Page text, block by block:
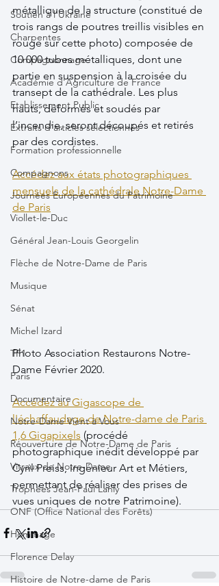
Soutien à l'Ukraine
Charpentes
Compagnonnage
Académie d'Agriculture de France
Etablissement Public
Extraits d'articles sélectionnés
Formation professionnelle
Compagnons
Journées Européennes du Patrimoine
Viollet-le-Duc
Général Jean-Louis Georgelin
Flèche de Notre-Dame de Paris
Musique
Sénat
Michel Izard
TF1
Paris
Documentaire
Notre-Dame Vient à Vous
Réouverture de Notre-Dame de Paris
Vitraux de Notre-Dame
Trophées Jean-Paul Lanly
ONF (Office National des Forêts)
Hommage
Florence Delay
Histoire de Notre-dame de Paris
métallique de la structure (constitué de
trois rangs de poutres treillis visibles en
rouge sur cette photo) composée de
10 000 tubes métalliques, dont une
partie en suspension à la croisée du
transept de la cathédrale. Les plus
hauts, déformés et soudés par
l’incendie, seront découpés et retirés
par des cordistes.
Accédez aux états photographiques
mensuels de la cathédrale Notre-Dame
de Paris
Photo Association Restaurons Notre-
Dame Février 2020.
Accédez au Gigascope de
l'échaffaudage de Notre-dame de Paris
1,6 Gigapixels (procédé
photographique inédit développé par
Cyril Preiss, ingénieur Art et Métiers,
permettant de réaliser des prises de
vues uniques de notre Patrimoine).